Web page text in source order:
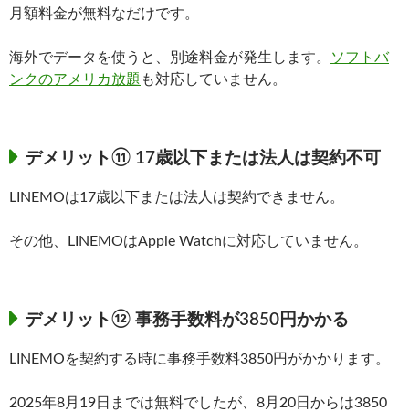
月額料金が無料なだけです。
海外でデータを使うと、別途料金が発生します。
ソフトバ
ンクのアメリカ放題 も対応していません。
デメリット⑪ 17歳以下または法人は契約不可
LINEMOは17歳以下または法人は契約できません。
その他、LINEMOはApple Watchに対応していません。
デメリット⑫ 事務手数料が3850円かかる
LINEMOを契約する時に事務手数料3850円がかかります。
2025年8月19日までは無料でしたが、8月20日からは3850